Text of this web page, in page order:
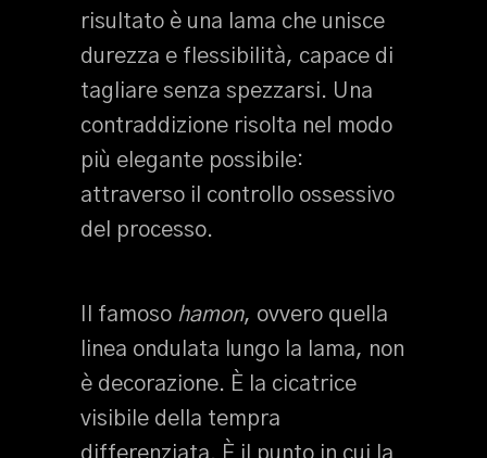
risultato è una lama che unisce
durezza e flessibilità, capace di
tagliare senza spezzarsi. Una
contraddizione risolta nel modo
più elegante possibile:
attraverso il controllo ossessivo
del processo.
Il famoso hamon, ovvero quella
linea ondulata lungo la lama, non
è decorazione. È la cicatrice
visibile della tempra
differenziata. È il punto in cui la